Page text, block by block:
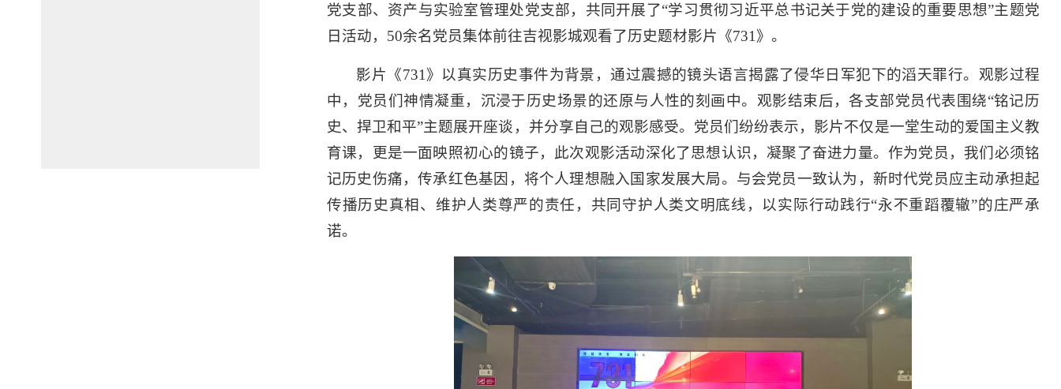
党支部、资产与实验室管理处党支部，共同开展了“学习贯彻习近平总书记关于党的建设的重要思想”主题党
日活动， 50余名党员集体前往吉视影城观看了历史题材影片《731 》。
影片《731 》以真实历史事件为背景，通过震撼的镜头语言揭露了侵华日军犯下的滔天罪行。观影过程
中，党员们神情凝重，沉浸于历史场景的还原与人性的刻画中。观影结束后，各支部党员代表围绕“铭记历
史、捍卫和平”主题展开座谈，并分享自己的观影感受。党员们纷纷表示，影片不仅是一堂生动的爱国主义教
育课，更是一面映照初心的镜子，此次观影活动深化了思想认识，凝聚了奋进力量。作为党员，我们必须铭
记历史伤痛，传承红色基因，将个人理想融入国家发展大局。与会党员一致认为，新时代党员应主动承担起
传播历史真相、维护人类尊严的责任，共同守护人类文明底线，以实际行动践行“永不重蹈覆辙”的庄严承
诺。